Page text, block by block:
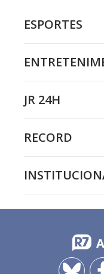
ESPORTES
JR 24H
RECORD